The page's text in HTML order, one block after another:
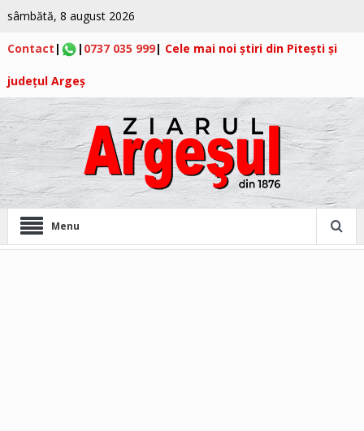
sâmbătă, 8 august 2026
Contact | | 0737 035 999| Cele mai noi știri din Pitești și
județul Argeș
Menu